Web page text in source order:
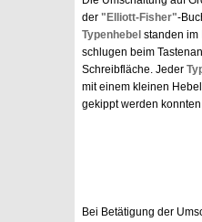
der "Elliott-Fisher"-
Typenhebel standen im
schlugen beim
Schreibfläche. Jeder
mit einem kleinen
gekippt werden
Bei Betätigung der